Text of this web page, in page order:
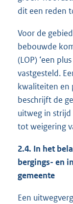
dit een reden
Voor de
bebouwde
(LOP) ‘een
vastgesteld.
kwaliteiten en
beschrijft de
uitweg in strijd
tot weigering
2.4. In het
bergings- en
gemeente
Een